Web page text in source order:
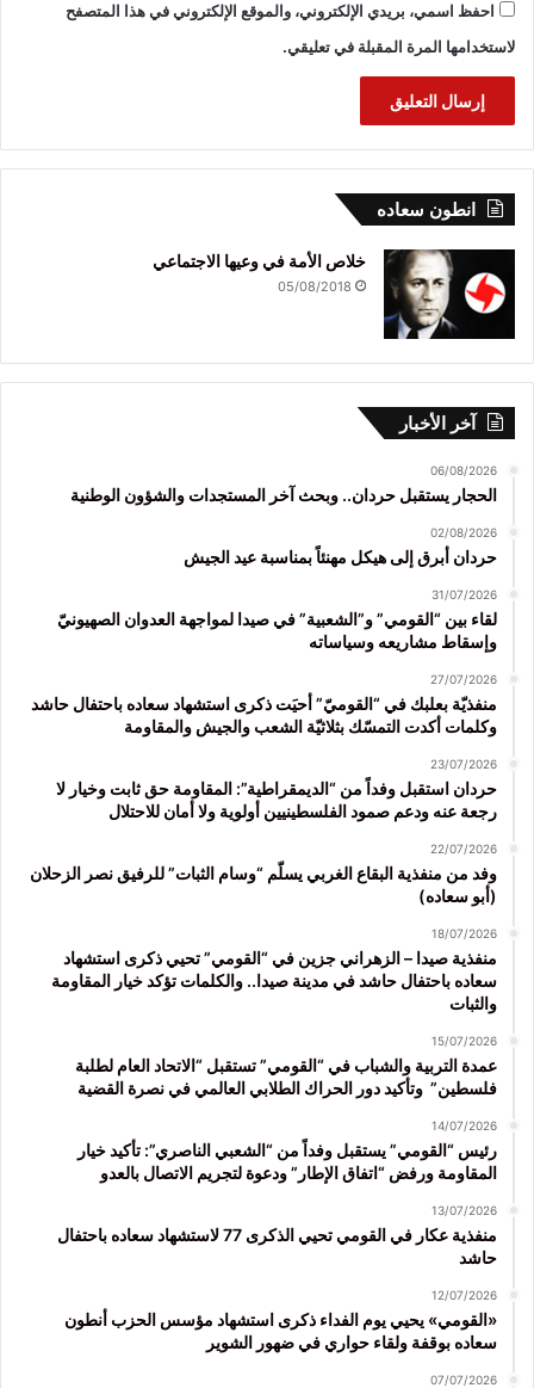
احفظ اسمي، بريدي الإلكتروني، والموقع الإلكتروني في هذا المتصفح
لاستخدامها المرة المقبلة في تعليقي.
انطون سعاده
خلاص الأمة في وعيها الاجتماعي
05/08/2018
آخر الأخبار
06/08/2026
الحجار يستقبل حردان.. وبحث آخر المستجدات والشؤون الوطنية
02/08/2026
حردان أبرق إلى هيكل مهنئاً بمناسبة عيد الجيش
31/07/2026
لقاء بين “القومي” و”الشعبية” في صيدا لمواجهة العدوان الصهيونيّ
وإسقاط مشاريعه وسياساته
27/07/2026
منفذيّة بعلبك في “القوميّ” أحيَت ذكرى استشهاد سعاده باحتفال حاشد
وكلمات أكدت التمسّك بثلاثيّة الشعب والجيش والمقاومة
23/07/2026
حردان استقبل وفداً من “الديمقراطية”: المقاومة حق ثابت وخيار لا
رجعة عنه ودعم صمود الفلسطينيين أولوية ولا أمان للاحتلال
22/07/2026
وفد من منفذية البقاع الغربي يسلّم “وسام الثبات” للرفيق نصر الزحلان
(أبو سعاده)
18/07/2026
منفذية صيدا – الزهراني جزين في “القومي” تحيي ذكرى استشهاد
سعاده باحتفال حاشد في مدينة صيدا.. والكلمات تؤكد خيار المقاومة
والثبات
15/07/2026
عمدة التربية والشباب في “القومي” تستقبل “الاتحاد العام لطلبة
فلسطين” وتأكيد دور الحراك الطلابي العالمي في نصرة القضية
14/07/2026
رئيس “القومي” يستقبل وفداً من “الشعبي الناصري”: تأكيد خيار
المقاومة ورفض “اتفاق الإطار” ودعوة لتجريم الاتصال بالعدو
13/07/2026
منفذية عكار في القومي تحيي الذكرى 77 لاستشهاد سعاده باحتفال
حاشد
12/07/2026
«القومي» يحيي يوم الفداء ذكرى استشهاد مؤسس الحزب أنطون
سعاده بوقفة ولقاء حواري في ضهور الشوير
07/07/2026